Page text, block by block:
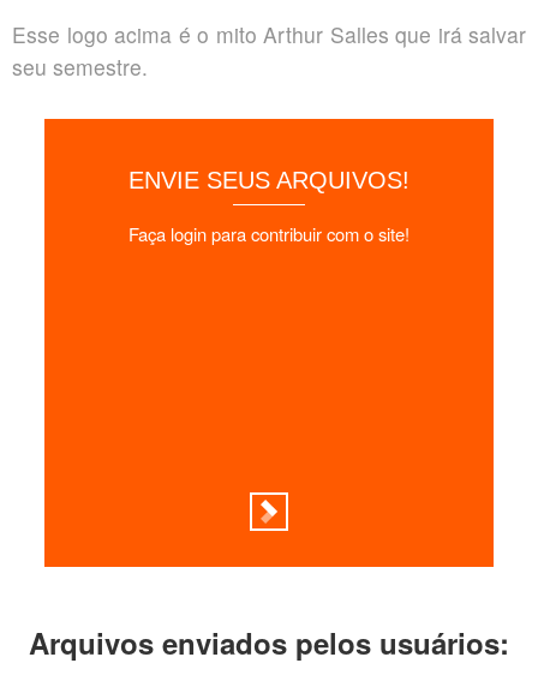
Esse logo acima é o mito Arthur Salles que irá salvar
seu semestre.
ENVIE SEUS ARQUIVOS!
Faça login para contribuir com o site!
Arquivos enviados pelos usuários: